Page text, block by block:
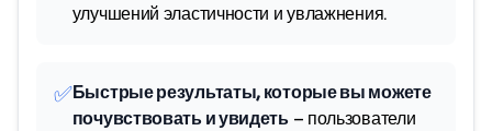
улучшений эластичности и увлажнения.
✅Быстрые результаты, которые вы можете
почувствовать и увидеть– пользователи